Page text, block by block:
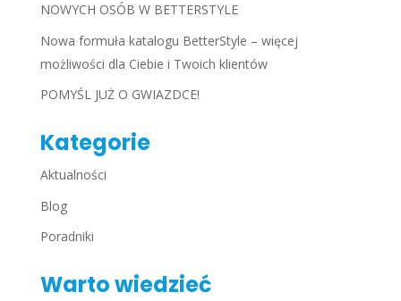
NOWYCH OSÓB W BETTERSTYLE
Nowa formuła katalogu BetterStyle – więcej
możliwości dla Ciebie i Twoich klientów
POMYŚL JUŻ O GWIAZDCE!
Kategorie
Aktualności
Blog
Poradniki
Warto wiedzieć